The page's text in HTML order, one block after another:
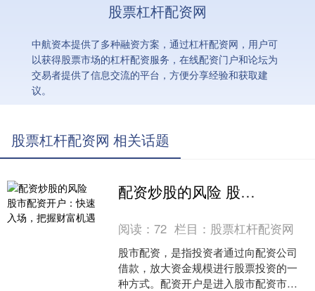
股票杠杆配资网
中航资本提供了多种融资方案，通过杠杆配资网，用户可
以获得股票市场的杠杆配资服务，在线配资门户和论坛为
交易者提供了信息交流的平台，方便分享经验和获取建
议。
股票杠杆配资网 相关话题
配资炒股的风险 股市配资开户：快速入场，把握财富机遇
阅读：72 栏目： 股票杠杆配资网
股市配资，是指投资者通过向配资公司
借款，放大资金规模进行股票投资的一
种方式。配资开户是进入股市配资市场